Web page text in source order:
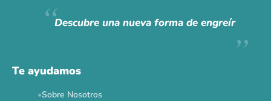
Descubre una nueva forma de engreír
Te ayudamos
Sobre Nosotros